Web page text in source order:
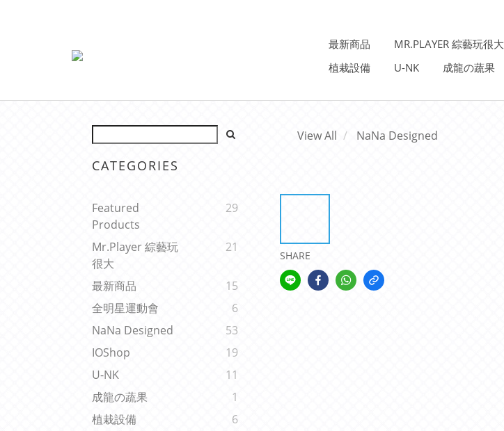
最新商品 MR.PLAYER 綜藝玩很大
植栽設備
U-NK 成龍の蔬果
CATEGORIES
Featured
Products
29
Mr.Player 綜藝玩
很大
21
最新商品
15
全明星運動會
6
NaNa Designed
53
IOShop
19
U-NK
11
成龍の蔬果
1
植栽設備
6
View All NaNa Designed
SHARE